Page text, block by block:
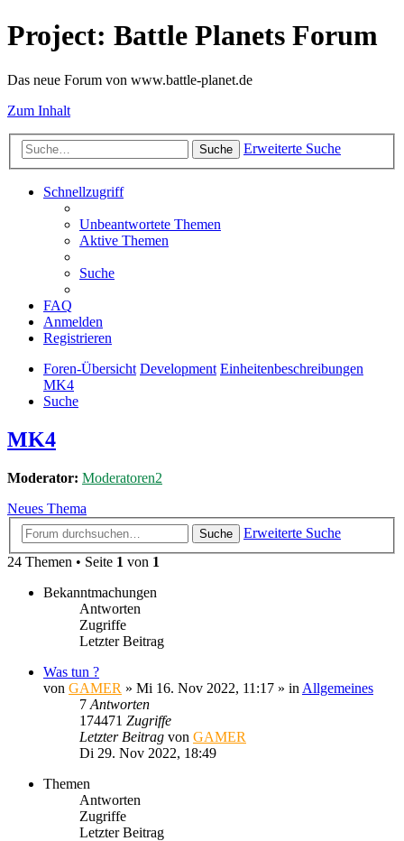
Project: Battle Planets Forum
Das neue Forum von www.battle-planet.de
Zum Inhalt
Suche Erweiterte Suche
Schnellzugriff
Unbeantwortete Themen
Aktive Themen
Suche
FAQ
Anmelden
Registrieren
Foren-Übersicht Development Einheitenbeschreibungen
MK4
Suche
MK4
Moderator: Moderatoren2
Neues Thema
Suche
Erweiterte Suche
24 Themen • Seite 1 von 1
Bekanntmachungen
Antworten
Zugriffe
Letzter Beitrag
Was tun ?
von GAMER » Mi 16. Nov 2022, 11:17 » in Allgemeines
7 Antworten
174471 Zugriffe
Letzter Beitrag von GAMER
Di 29. Nov 2022, 18:49
Themen
Antworten
Zugriffe
Letzter Beitrag